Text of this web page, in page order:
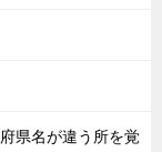
県名が違う所を覚